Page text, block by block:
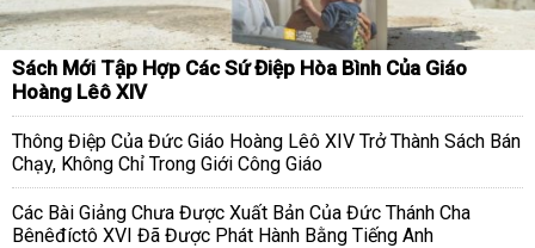
Sách Mới Tập Hợp Các Sứ Điệp Hòa Bình Của Giáo
Hoàng Lêô XIV
Thông Điệp Của Đức Giáo Hoàng Lêô XIV Trở Thành Sách Bán
Chạy, Không Chỉ Trong Giới Công Giáo
Các Bài Giảng Chưa Được Xuất Bản Của Đức Thánh Cha
Bênêđíctô XVI Đã Được Phát Hành Bằng Tiếng Anh